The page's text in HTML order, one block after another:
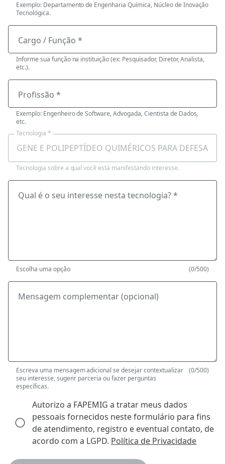
Exemplo: Departamento de Engenharia Química, Núcleo de Inovação
Tecnológica.
Cargo / Função *
Informe sua função na instituição (ex: Pesquisador, Diretor, Analista,
etc.).
Profissão *
Exemplo: Engenheiro de Software, Advogada, Cientista de Dados,
etc.
Tecnologia *
Tecnologia sobre a qual você está manifestando interesse.
Qual é o seu interesse nesta tecnologia? *
Escolha uma opção (0/500)
Mensagem complementar (opcional)
Escreva uma mensagem adicional se desejar contextualizar
seu interesse, sugerir parceria ou fazer perguntas
específicas.
(0/500)
Autorizo a FAPEMIG a tratar meus dados
pessoais fornecidos neste formulário para fins
de atendimento, registro e eventual contato, de
acordo com a LGPD. Política de Privacidade